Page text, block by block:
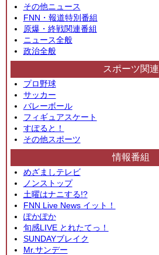
その他ニュース
FNN・報道特別番組
原爆・終戦関連番組
ニュース全般
政治全般
スポーツ関連
プロ野球
サッカー
バレーボール
フィギュアスケート
すぽると！
その他スポーツ
情報番組
めざましテレビ
ノンストップ
土曜はナニする!?
FNN Live News イット！
ぽかぽか
旬感LIVE とれたてっ！
SUNDAYブレイク
Mr.サンデー